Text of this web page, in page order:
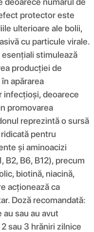
protector este
ulterioare ale bolii,
cu particule virale.
stimulează
producției de
apărarea
infecțioși, deoarece
promovarea
reprezintă o sursă
pentru
și aminoacizi
B2, B6, B12), precum
biotină, niacină,
acționează ca
Doză recomandată:
au sau au avut
sau 3 hrăniri zilnice